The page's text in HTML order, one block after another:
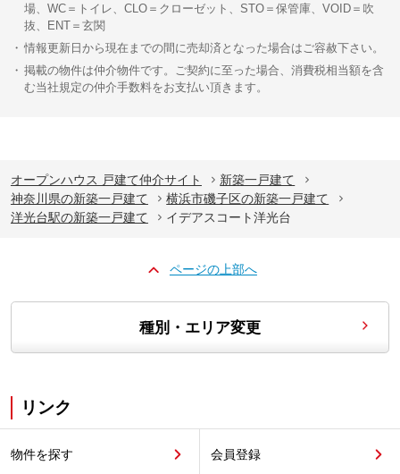
場、WC＝トイレ、CLO＝クローゼット、STO＝保管庫、VOID＝吹
抜、ENT＝玄関
情報更新日から現在までの間に売却済となった場合はご容赦下さい。
掲載の物件は仲介物件です。ご契約に至った場合、消費税相当額を含
む当社規定の仲介手数料をお支払い頂きます。
オープンハウス 戸建て仲介サイト
新築一戸建て
神奈川県の新築一戸建て
横浜市磯子区の新築一戸建て
洋光台駅の新築一戸建て
イデアスコート洋光台
ページの上部へ
種別・エリア変更
リンク
物件を探す 会員登録